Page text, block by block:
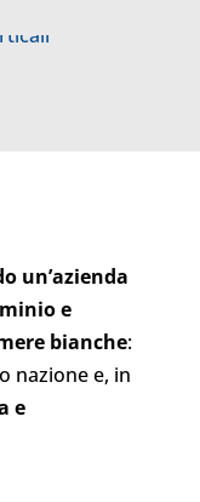
un’azienda
e
bianche:
nazione e, in
e